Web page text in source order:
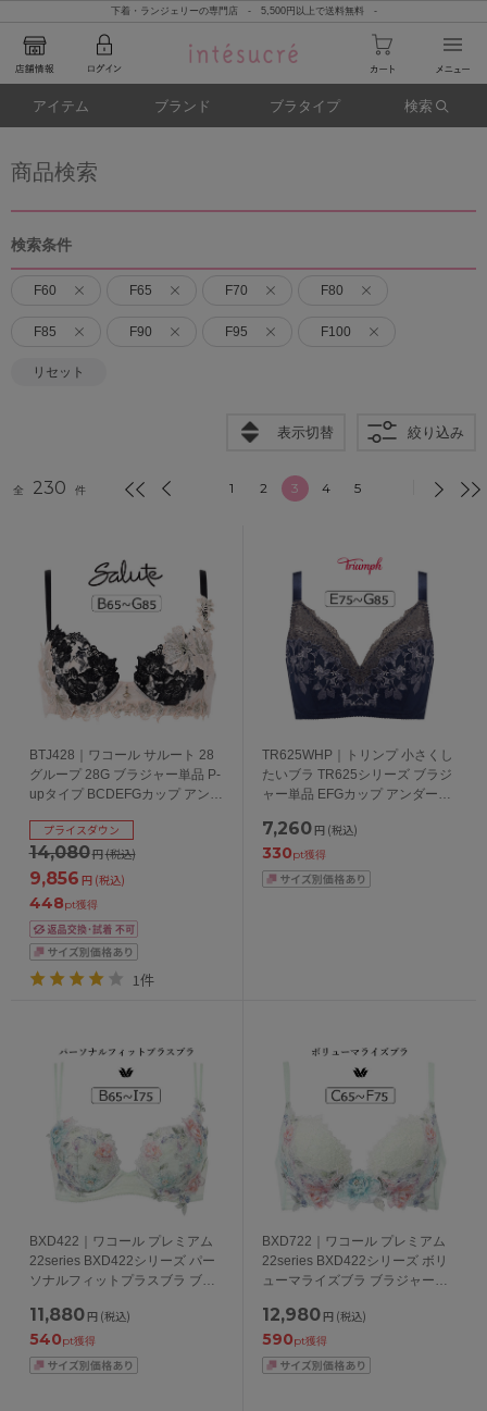
下着・ランジェリーの専門店 - 5,500円以上で送料無料 -
アイテム ブランド ブラタイプ 検索
商品検索
検索条件
F60 F65 F70 F80
F85 F90 F95 F100
リセット
表示切替 絞り込み
全 230 件 1 2 3 4 5
BTJ428｜ワコール サルート 28
グループ 28G ブラジャー単品 P-
upタイプ BCDEFGカップ アンダ
14,080円(税込)
プライスダウン
9,856 円 (税込)
448pt獲得
1件
TR625WHP｜トリンプ 小さくし
たいブラ TR625シリーズ ブラジ
ャー単品 EFGカップ アンダー
7,260 円 (税込)
330pt獲得
BXD422｜ワコール プレミアム
22series BXD422シリーズ パー
ソナルフィットプラスブラ ブラ
ンダー65/70/75/80/85cm
11,880 円 (税込)
540pt獲得
BXD722｜ワコール プレミアム
22series BXD422シリーズ ボリ
ューマライズブラ ブラジャー単
65/70/75cm
12,980 円 (税込)
590pt獲得